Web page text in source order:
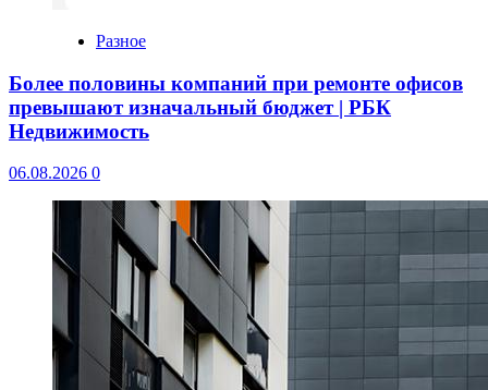
Разное
Более половины компаний при ремонте офисов
превышают изначальный бюджет | РБК
Недвижимость
06.08.2026 0